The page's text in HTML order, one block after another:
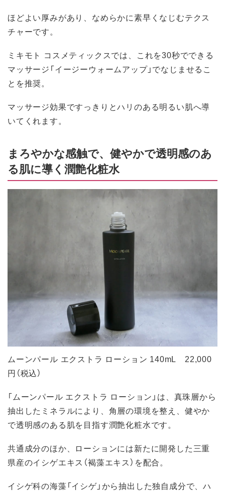
ほどよい厚みがあり、なめらかに素早くなじむテクス
チャーです。
ミキモト コスメティックスでは、これを30秒でできる
マッサージ「イージーウォームアップ」でなじませるこ
とを推奨。
マッサージ効果ですっきりとハリのある明るい肌へ導
いてくれます。
まろやかな感触で、健やかで透明感のあ
る肌に導く潤艶化粧水
ムーンパール エクストラ ローション 140mL 22,000
円（税込）
「ムーンパール エクストラ ローション」は、真珠層から
抽出したミネラルにより、角層の環境を整え、健やか
で透明感のある肌を目指す潤艶化粧水です。
共通成分のほか、ローションには新たに開発した三重
県産のイシゲエキス（褐藻エキス）を配合。
イシゲ科の海藻「イシゲ」から抽出した独自成分で、ハ